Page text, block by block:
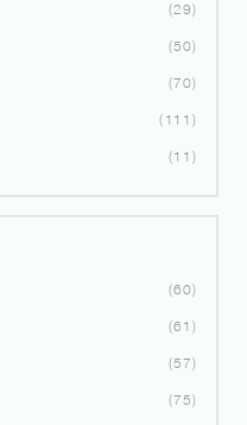
29
50
70
111
11
60
61
57
75